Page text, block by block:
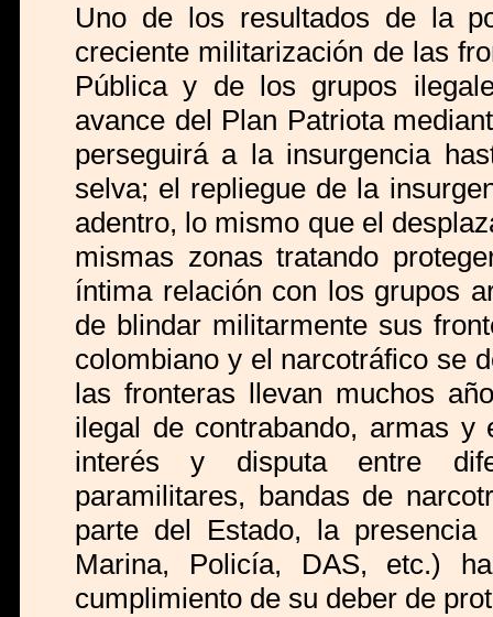
Uno de los resultados de la
creciente militarización de las
Pública y de los grupos
avance del Plan Patriota
perseguirá a la insurgencia
selva; el repliegue de la
adentro, lo mismo que el
mismas zonas tratando
íntima relación con los grupos
de blindar militarmente sus
colombiano y el narcotráfico se
las fronteras llevan muchos
ilegal de contrabando, armas
interés y disputa entre
paramilitares, bandas de
parte del Estado, la
Marina, Policía, DAS, etc.)
cumplimiento de su deber de